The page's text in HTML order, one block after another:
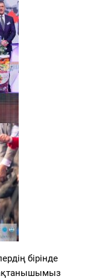
бірінде